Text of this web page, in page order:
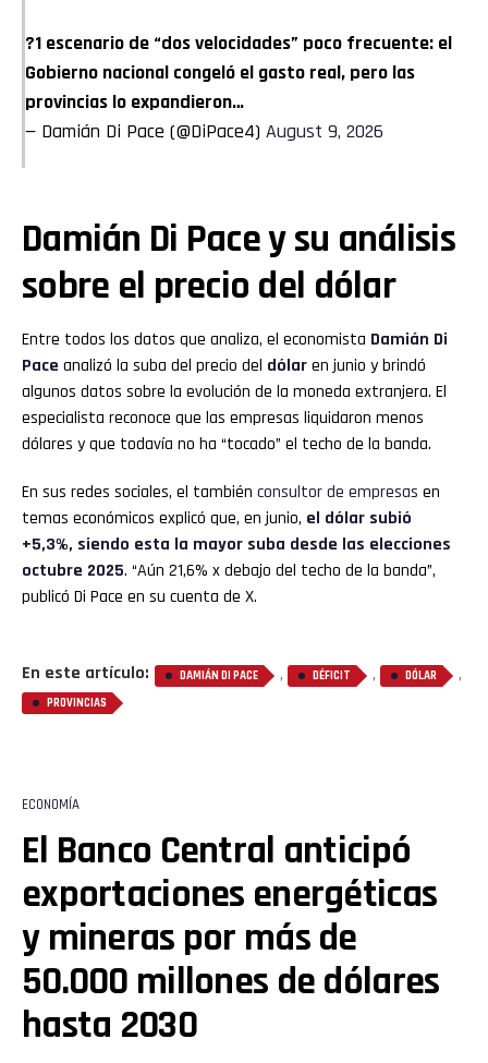
?1 escenario de “dos velocidades” poco frecuente: el
Gobierno nacional congeló el gasto real, pero las
provincias lo expandieron…
— Damián Di Pace (@DiPace4) August 9, 2026
Damián Di Pace y su análisis
sobre el precio del dólar
Entre todos los datos que analiza, el economista Damián Di
Pace analizó la suba del precio del dólaren junio y brindó
algunos datos sobre la evolución de la moneda extranjera. El
especialista reconoce que las empresas liquidaron menos
dólares y que todavía no ha “tocado” el techo de la banda.
En sus redes sociales, el también consultor de empresas en
temas económicos explicó que, en junio, el dólar subió
+5,3%, siendo esta la mayor suba desde las elecciones
octubre 2025. “Aún 21,6% x debajo del techo de la banda”,
publicó Di Pace en su cuenta de X.
En este artículo: DAMIÁN DI PACE , DÉFICIT , DÓLAR ,
PROVINCIAS
ECONOMÍA
El Banco Central anticipó
exportaciones energéticas
y mineras por más de
50.000 millones de dólares
hasta 2030